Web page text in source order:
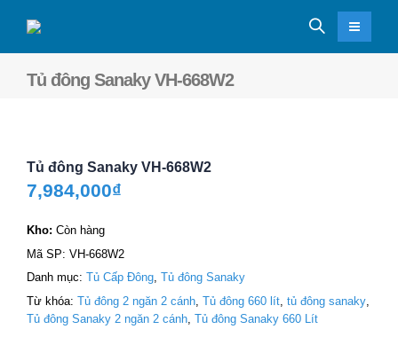
Tủ đông Sanaky VH-668W2
Tủ đông Sanaky VH-668W2
7,984,000₫
Kho: Còn hàng
Mã SP: VH-668W2
Danh mục: Tủ Cấp Đông, Tủ đông Sanaky
Từ khóa: Tủ đông 2 ngăn 2 cánh Tủ đông 660 lít tủ đông sanaky
Tủ đông Sanaky 2 ngăn 2 cánh Tủ đông Sanaky 660 Lít